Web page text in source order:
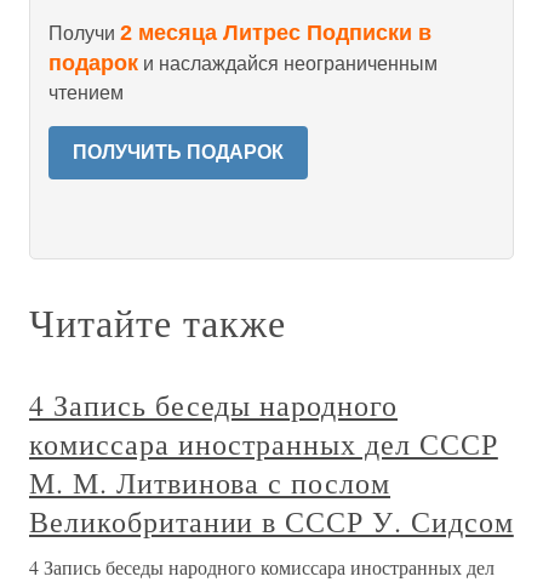
Получи 2 месяца Литрес Подписки в
подарок и наслаждайся неограниченным
чтением
ПОЛУЧИТЬ ПОДАРОК
Читайте также
4 Запись беседы народного
комиссара иностранных дел СССР
М. М. Литвинова с послом
Великобритании в СССР У. Сидсом
4 Запись беседы народного комиссара иностранных дел